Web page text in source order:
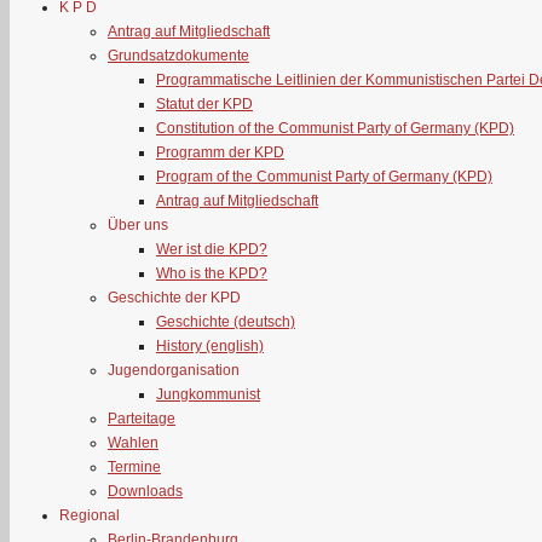
K P D
Antrag auf Mitgliedschaft
Grundsatzdokumente
Programmatische Leitlinien der Kommunistischen Partei
Statut der KPD
Constitution of the Communist Party of Germany (KPD)
Programm der KPD
Program of the Communist Party of Germany (KPD)
Antrag auf Mitgliedschaft
Über uns
Wer ist die KPD?
Who is the KPD?
Geschichte der KPD
Geschichte (deutsch)
History (english)
Jugendorganisation
Jungkommunist
Parteitage
Wahlen
Termine
Downloads
Regional